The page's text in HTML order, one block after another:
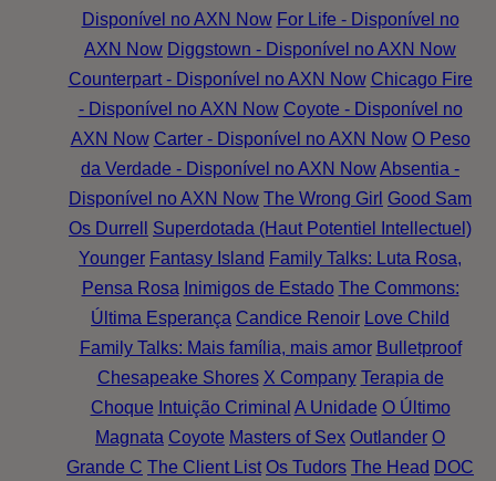
Disponível no AXN Now For Life - Disponível no
AXN Now Diggstown - Disponível no AXN Now
Counterpart - Disponível no AXN Now Chicago Fire
- Disponível no AXN Now Coyote - Disponível no
AXN Now Carter - Disponível no AXN Now O Peso
da Verdade - Disponível no AXN NowAbsentia -
Disponível no AXN Now The Wrong Girl Good Sam
Os Durrell
Superdotada (Haut Potentiel Intellectuel)
Younger Fantasy Island Family Talks: Luta Rosa,
Pensa Rosa Inimigos de Estado The Commons:
Última Esperança Candice Renoir Love Child
Family Talks: Mais família, mais amor Bulletproof
Chesapeake Shores X Company Terapia de
Choque Intuição Criminal A Unidade O Último
Magnata Coyote Masters of Sex Outlander O
Grande C The Client List Os Tudors The Head DOC